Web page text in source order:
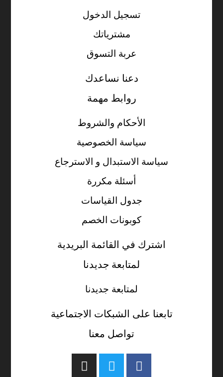
تسجيل الدخول
مشترياتك
عربة التسوق
دعنا نساعدك
روابط مهمة
الأحكام والشروط
سياسة الخصوصية
سياسة الاستبدال و الاسترجاع
أسئلة مكررة
جدول القياسات
كوبونات الخصم
اشترك في القائمة البريدية
لمتابعة جديدنا
لمتابعة جديدنا
تابعنا على الشبكات الاجتماعية
تواصل معنا